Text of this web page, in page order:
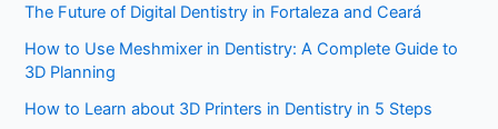
The Future of Digital Dentistry in Fortaleza and Ceará
How to Use Meshmixer in Dentistry: A Complete Guide to
3D Planning
How to Learn about 3D Printers in Dentistry in 5 Steps